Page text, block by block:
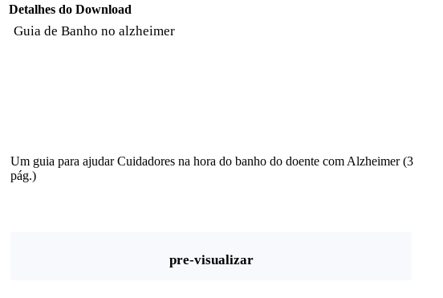
Detalhes do Download
Guia de Banho no alzheimer
Um guia para ajudar Cuidadores na hora do banho do doente com Alzheimer (3
pág.)
pre-visualizar